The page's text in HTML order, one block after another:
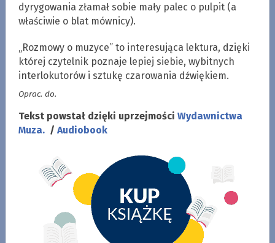
dyrygowania złamał sobie mały palec o pulpit (a
właściwie o blat mównicy).
„Rozmowy o muzyce” to interesująca lektura, dzięki
której czytelnik poznaje lepiej siebie, wybitnych
interlokutorów i sztukę czarowania dźwiękiem.
Oprac. do.
Tekst powstał dzięki uprzejmości Wydawnictwa
Muza./ Audiobook